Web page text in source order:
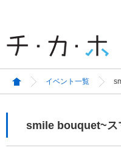
イベント一覧
smile bouquet~ス